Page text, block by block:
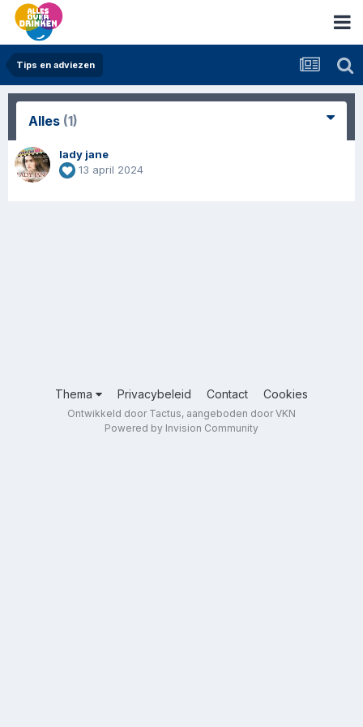
Tips en adviezen
Alles (1)
lady jane
13 april 2024
Thema Privacybeleid Contact Cookies
Ontwikkeld door Tactus, aangeboden door VKN
Powered by Invision Community